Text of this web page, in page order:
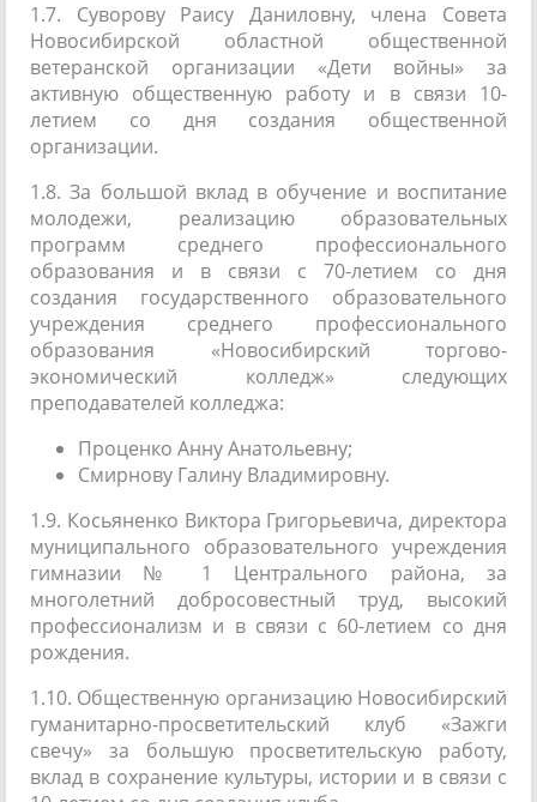
1.7. Суворову Раису Даниловну, члена Совета
Новосибирской областной общественной
ветеранской организации «Дети войны» за
активную общественную работу и в связи 10-
летием со дня создания общественной
организации.
1.8. За большой вклад в обучение и воспитание
молодежи, реализацию образовательных
программ среднего профессионального
образования и в связи с 70-летием со дня
создания государственного образовательного
учреждения среднего профессионального
образования «Новосибирский торгово-
экономический колледж» следующих
преподавателей колледжа:
Проценко Анну Анатольевну;
Смирнову Галину Владимировну.
1.9. Косьяненко Виктора Григорьевича, директора
муниципального образовательного учреждения
гимназии № 1 Центрального района, за
многолетний добросовестный труд, высокий
профессионализм и в связи с 60-летием со дня
рождения.
1.10. Общественную организацию Новосибирский
гуманитарно-просветительский клуб «Зажги
свечу» за большую просветительскую работу,
вклад в сохранение культуры, истории и в связи с